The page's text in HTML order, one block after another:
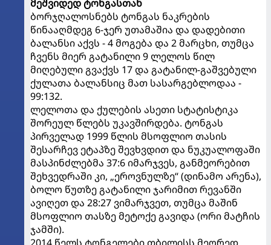
მეშვიდედ ტონგასთან
ბორჯღალოსნებს ტონგას ნაკრების
წინააღმდეგ 6-ჯერ უთამაშია და დადებითი
ბალანსი აქვს - 4 მოგება და 2 მარცხი, თუმცა
ჩვენს მიერ გატანილი 9 ლელოს წილ
მიღებული გვაქვს 17 და გატანილ-გაშვებული
ქულათა ბალანსიც მათ სასარგებლოდაა -
99:132.
ლელოთა და ქულების ასეთი სტატისტიკა
შორეულ წლებს უკავშირდება. ტონგას
პირველად 1999 წლის მსოფლიო თასის
შესარჩევ ეტაპზე შევხვდით და ნუკუალოფაში
მასპინძლებმა 37:6 იმარჯვეს, განმეორებით
შეხვედრაში კი, „ეროვნულზე“ (დინამო არენა),
ბოლო წუთზე გატანილი ჯარიმით რევანში
ავიღეთ და 28:27 ვიმარჯვეთ, თუმცა მაშინ
მსოფლიო თასზე მეტოქე გავიდა (ორი მატჩის
ჯამში).